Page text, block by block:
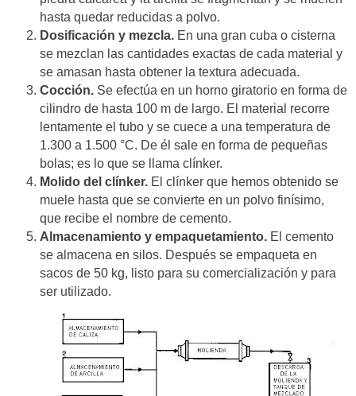
hasta quedar reducidas a polvo.
Dosificación y mezcla. En una gran cuba o cisterna
se mezclan las cantidades exactas de cada material y
se amasan hasta obtener la textura adecuada.
Cocción. Se efectúa en un horno giratorio en forma de
cilindro de hasta 100 m de largo. El material recorre
lentamente el tubo y se cuece a una temperatura de
1.300 a 1.500 °C. De él sale en forma de pequeñas
bolas; es lo que se llama clínker.
Molido del clínker. El clínker que hemos obtenido se
muele hasta que se convierte en un polvo finísimo,
que recibe el nombre de cemento.
Almacenamiento y empaquetamiento. El cemento
se almacena en silos. Después se empaqueta en
sacos de 50 kg, listo para su comercialización y para
ser utilizado.